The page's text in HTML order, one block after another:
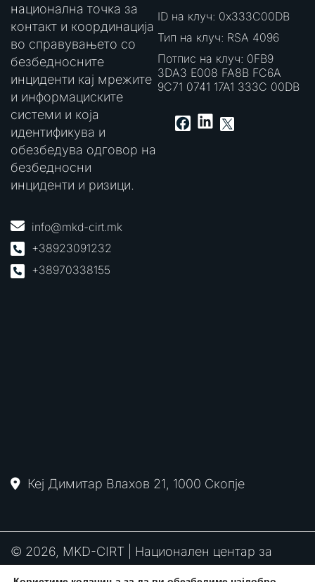
национална точка за
контакт и координација
во справувањето со
безбедносните
инциденти кај мрежите
и информациските
системи и која
идентификува и
обезбедува одговор на
безбедносни
инциденти и ризици.
info@mkd-cirt.mk
+38923091232
+38970338155
ID на клуч: 0x333C00DB
Тип на клуч: RSA 4096
Потпис на клуч: 0FB9
3DA3 E008 FA8B FC6A
9C71 0741 17A1 333C 00DB
Facebook
LinkedIn
X
Кеј Димитар Влахов 21, 1000 Скопје
© 2026, MKD-CIRT | Национален центар за
одговор на компјутерски инциденти